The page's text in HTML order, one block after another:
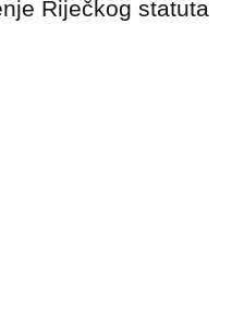
Riječkog statuta